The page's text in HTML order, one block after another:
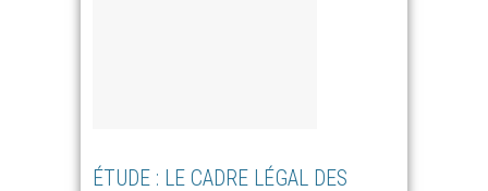
ÉTUDE : LE CADRE LÉGAL DES